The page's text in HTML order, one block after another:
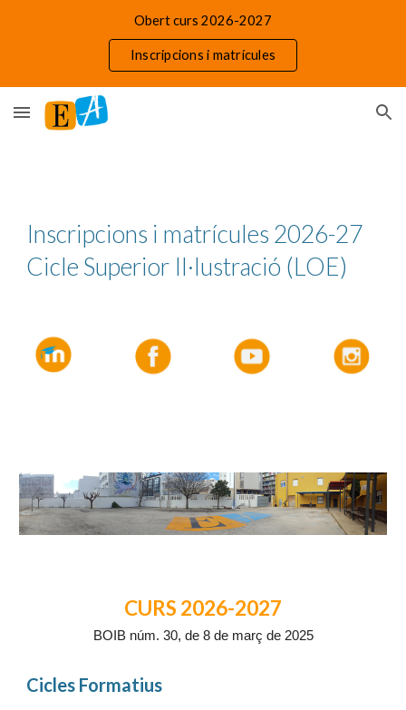
Obert curs 2026-2027
Inscripcions i matrícules
Inscripcions i matrícules 2026-27
Cicle Superior Il·lustració (LOE)
CURS 2026-2027
BOIB núm. 30, de 8 de març de2025
Cicles Formatius